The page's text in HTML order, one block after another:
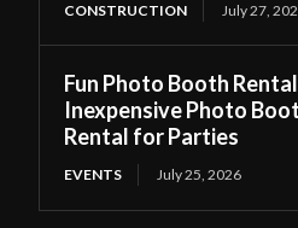
CONSTRUCTION July 27,
Fun Photo Booth
Inexpensive Photo
Rental for Parties
EVENTS July 25, 2026